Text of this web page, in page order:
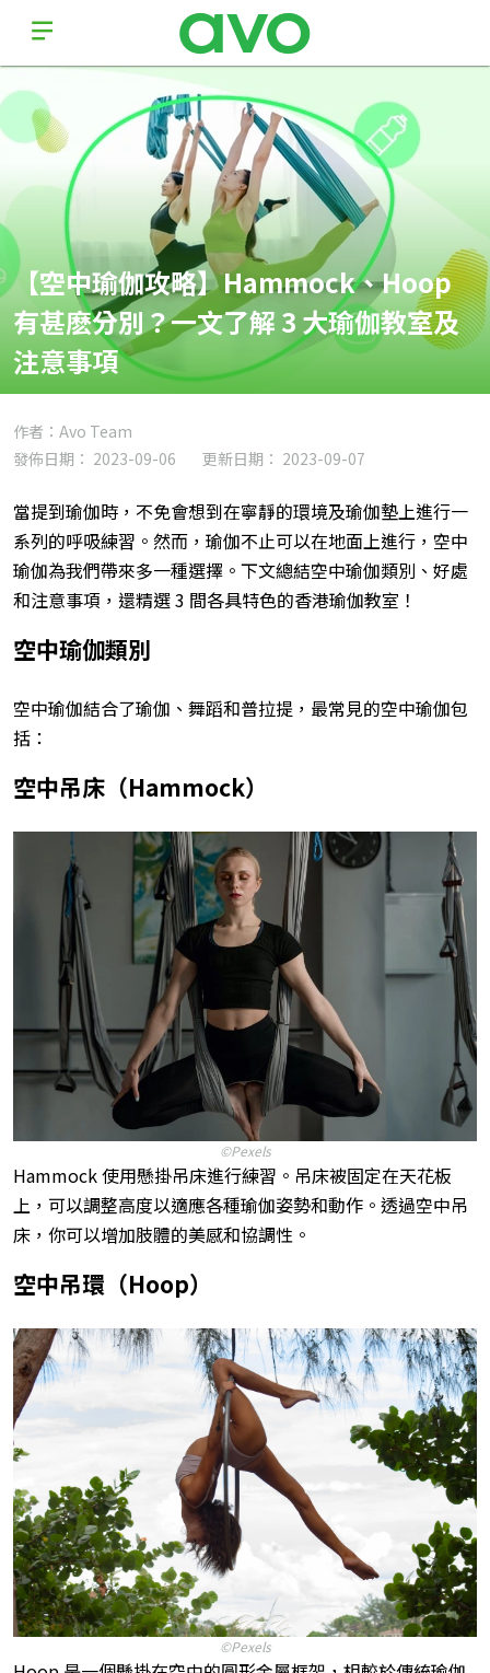
【空中瑜伽攻略】Hammock、Hoop
有甚麽分別？一文了解 3 大瑜伽教室及
注意事項
作者：Avo Team
發佈日期： 2023-09-06
更新日期： 2023-09-07
當提到瑜伽時，不免會想到在寧靜的環境及瑜伽墊上進行一
系列的呼吸練習。然而，瑜伽不止可以在地面上進行，空中
瑜伽為我們帶來多一種選擇。下文總結空中瑜伽類別、好處
和注意事項，還精選 3 間各具特色的香港瑜伽教室！
空中瑜伽類別
空中瑜伽結合了瑜伽、舞蹈和普拉提，最常見的空中瑜伽包
括：
空中吊床（Hammock）
©Pexels
Hammock 使用懸掛吊床進行練習。吊床被固定在天花板
上，可以調整高度以適應各種瑜伽姿勢和動作。透過空中吊
床，你可以增加肢體的美感和協調性。
空中吊環（Hoop）
©Pexels